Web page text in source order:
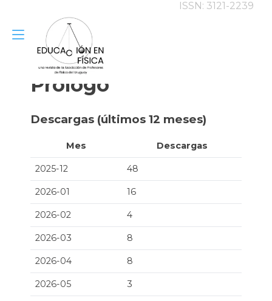
ISSN: 3121-2239
Alternar
navegación
Prólogo
Descargas (últimos 12 meses)
Mes Descargas
2025-12 48
2026-01 16
2026-02 4
2026-03 8
2026-04 8
2026-05 3